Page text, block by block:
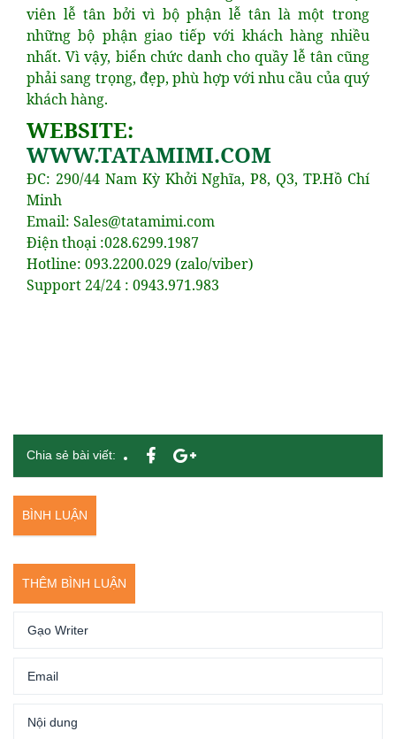
viên lễ tân bởi vì bộ phận lễ tân là một trong
những bộ phận giao tiếp với khách hàng nhiều
nhất. Vì vậy, biển chức danh cho quầy lễ tân cũng
phải sang trọng, đẹp, phù hợp với nhu cầu của quý
khách hàng.
WEBSITE:
WWW.TATAMIMI.COM
ĐC: 290/44 Nam Kỳ Khởi Nghĩa, P8, Q3, TP.Hồ Chí
Minh
Email: Sales@tatamimi.com
Điện thoại :028.6299.1987
Hotline: 093.2200.029 (zalo/viber)
Support 24/24 : 0943.971.983
Chia sẻ bài viết:
BÌNH LUẬN
THÊM BÌNH LUẬN